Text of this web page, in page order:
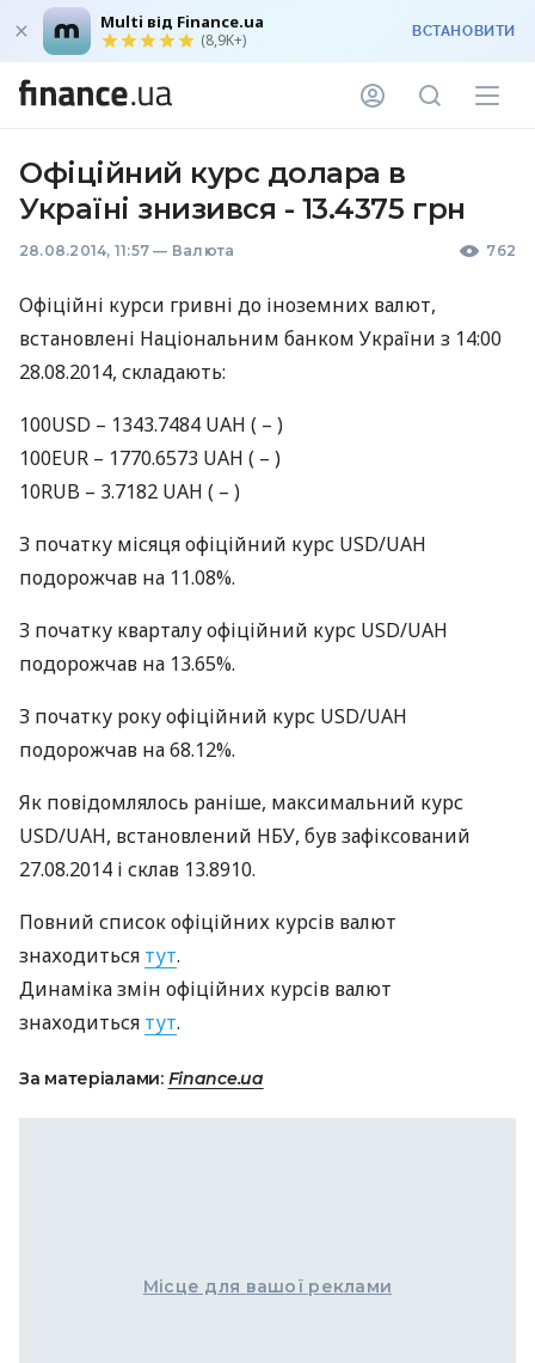
Multi від Finance.ua
(8,9K+) ВСТАНОВИТИ
Офіційний курс долара в
Україні знизився - 13.4375 грн
28.08.2014, 11:57 — Валюта 762
Офіційні курси гривні до iноземних валют,
встановлені Національним банком України з 14:00
28.08.2014, складають:
100USD – 1343.7484 UAH ( – )
100EUR – 1770.6573 UAH ( – )
10RUB – 3.7182 UAH ( – )
З початку місяця офіційний курс USD/UAH
подорожчав на 11.08%.
З початку кварталу офіційний курс USD/UAH
подорожчав на 13.65%.
З початку року офіційний курс USD/UAH
подорожчав на 68.12%.
Як повідомлялось раніше, максимальний курс
USD/UAH, встановлений НБУ, був зафіксований
27.08.2014 і склав 13.8910.
Повний список офіційних курсів валют
знаходиться тут.
Динаміка змін офіційних курсів валют
знаходиться тут.
За матеріалами: Finance.ua
Місце для вашої реклами